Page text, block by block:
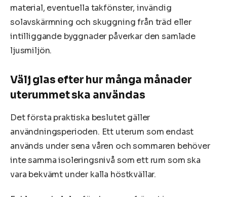
material, eventuella takfönster, invändig
solavskärmning och skuggning från träd eller
intilliggande byggnader påverkar den samlade
ljusmiljön.
Välj glas efter hur många månader
uterummet ska användas
Det första praktiska beslutet gäller
användningsperioden. Ett uterum som endast
används under sena våren och sommaren behöver
inte samma isoleringsnivå som ett rum som ska
vara bekvämt under kalla höstkvällar.